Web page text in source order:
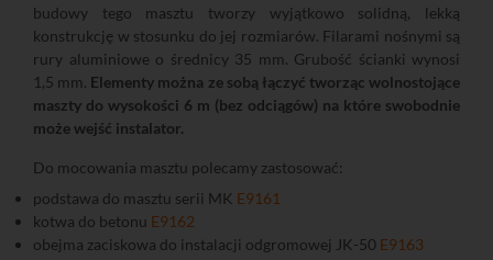
budowy tego masztu tworzy wyjątkowo solidną, lekką
konstrukcję w stosunku do jej rozmiarów. Filarami nośnymi są
rury aluminiowe o średnicy 35 mm. Grubość ścianki wynosi
1,5 mm. Elementy można ze sobą łączyć tworząc wolnostojące
maszty do wysokości 6 m (bez odciągów) na które swobodnie
może wejść instalator.
Do mocowania masztu polecamy zastosować:
podstawa do masztu serii MK E9161
kotwa do betonu E9162
obejma zaciskowa do instalacji odgromowej JK-50 E9163